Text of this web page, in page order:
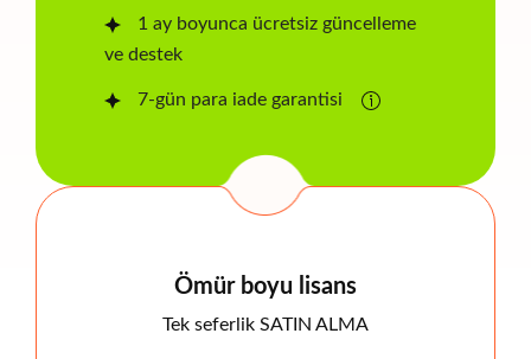
1 ay boyunca ücretsiz güncelleme
ve destek
7-gün para iade garantisi
Ömür boyu lisans
Tek seferlik SATIN ALMA